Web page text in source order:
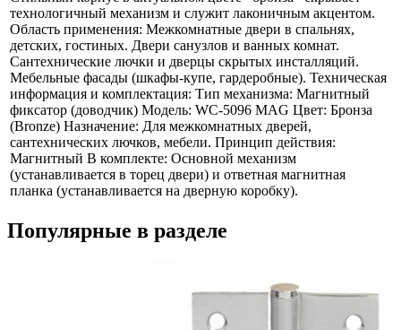
технологичный механизм и служит лаконичным акцентом.
Область применения: Межкомнатные двери в спальнях,
детских, гостиных. Двери санузлов и ванных комнат.
Сантехнические лючки и дверцы скрытых инсталляций.
Мебельные фасады (шкафы-купе, гардеробные). Техническая
информация и комплектация: Тип механизма: Магнитный
фиксатор (доводчик) Модель: WC-5096 MAG Цвет: Бронза
(Bronze) Назначение: Для межкомнатных дверей,
сантехнических лючков, мебели. Принцип действия:
Магнитный В комплекте: Основной механизм
(устанавливается в торец двери) и ответная магнитная
планка (устанавливается на дверную коробку).
Популярные в разделе